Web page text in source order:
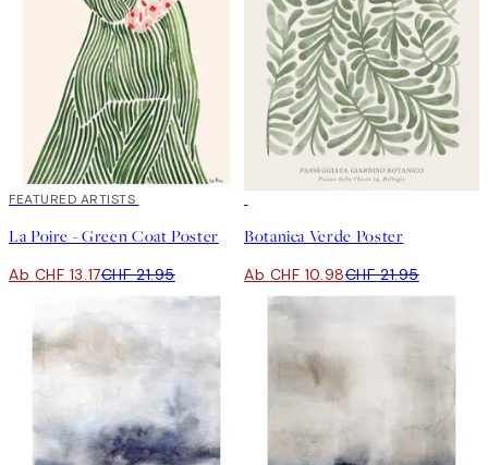
40%*
FEATURED ARTISTS
La Poire - Green Coat Poster
Ab CHF 13.17CHF 21.95
Botanica Verde Poster
Ab CHF 10.98CHF 21.95